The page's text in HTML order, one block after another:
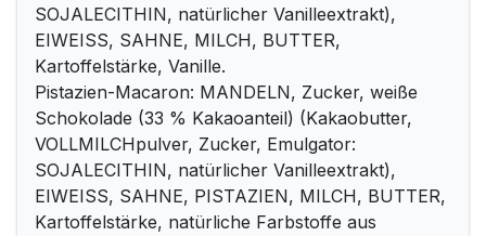
SOJALECITHIN, natürlicher Vanilleextrakt),
EIWEISS, SAHNE, MILCH, BUTTER,
Kartoffelstärke, Vanille.
Pistazien-Macaron: MANDELN, Zucker, weiße
Schokolade (33 % Kakaoanteil) (Kakaobutter,
VOLLMILCHpulver, Zucker, Emulgator:
SOJALECITHIN, natürlicher Vanilleextrakt),
EIWEISS, SAHNE, PISTAZIEN, MILCH, BUTTER,
Kartoffelstärke, natürliche Farbstoffe aus